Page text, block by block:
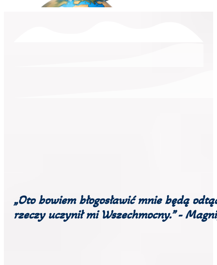
„Oto bowiem błogosławić mnie będą
rzeczy uczynił mi Wszechmocny.” -